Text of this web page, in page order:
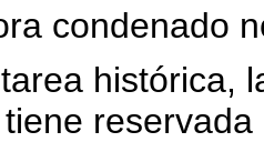
condenado
histórica,